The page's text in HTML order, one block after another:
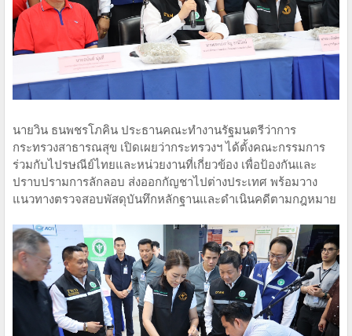
นายวิน ธนพชรโภคิน ประธานคณะทำงานรัฐมนตรีว่าการ
กระทรวงสาธารณสุข เปิดเผยว่ากระทรวงฯ ได้ตั้งคณะกรรมการ
ร่วมกับไปรษณีย์ไทยและหน่วยงานที่เกี่ยวข้อง เพื่อป้องกันและ
ปราบปรามการลักลอบ ส่งออกกัญชาไปต่างประเทศ พร้อมวาง
แนวทางตรวจสอบพัสดุบันทึกหลักฐานและดำเนินคดีตามกฎหมาย